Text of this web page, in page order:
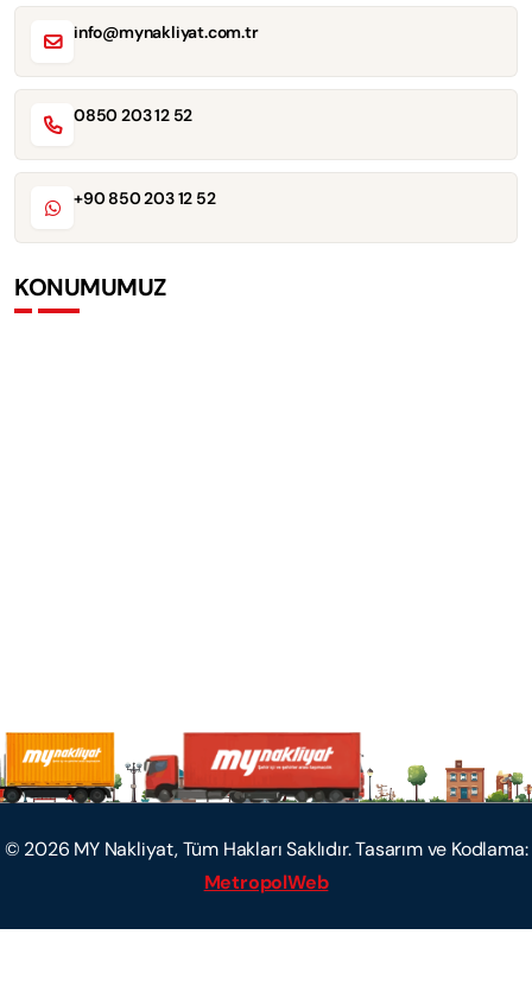
info@mynakliyat.com.tr
0850 203 12 52
+90 850 203 12 52
KONUMUMUZ
© 2026 MY Nakliyat, Tüm Hakları Saklıdır. Tasarım ve Kodlama:
MetropolWeb